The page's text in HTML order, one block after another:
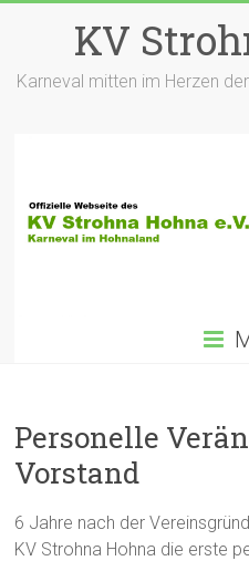
KV
Karneval mitten im Herzen
Personelle
Vorstand
6 Jahre nach der
KV Strohna Hohna die erste